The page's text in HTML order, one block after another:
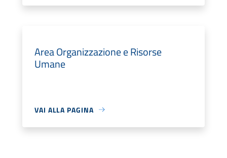
Area Organizzazione e Risorse
Umane
VAI ALLA PAGINA